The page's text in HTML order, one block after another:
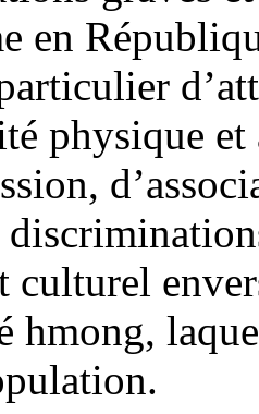
en
physique
culturel
hmong,